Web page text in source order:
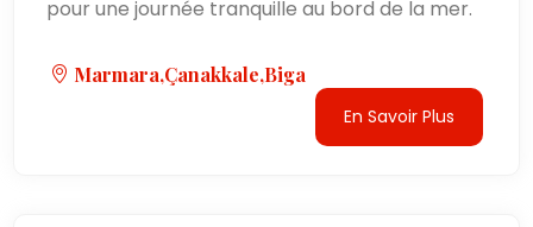
pour une journée tranquille au bord de la mer.
Marmara,Çanakkale,Biga
En Savoir Plus